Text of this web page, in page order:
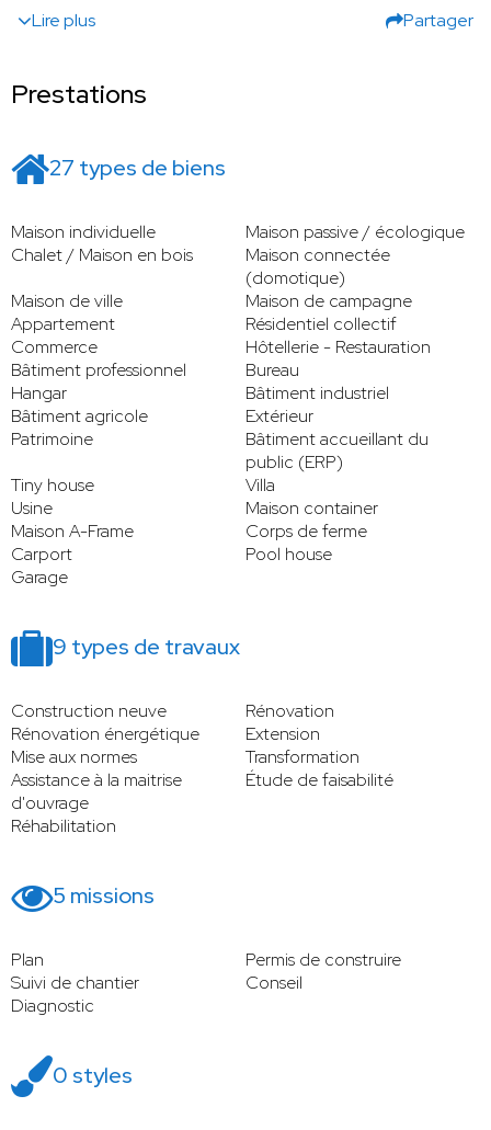
Lire plus
Partager
Prestations
27 types de biens
Maison individuelle
Maison passive / écologique
Chalet / Maison en bois
Maison connectée
(domotique)
Maison de ville
Maison de campagne
Appartement
Résidentiel collectif
Commerce
Hôtellerie - Restauration
Bâtiment professionnel
Bureau
Hangar
Bâtiment industriel
Bâtiment agricole
Extérieur
Patrimoine
Bâtiment accueillant du
public (ERP)
Tiny house
Villa
Usine
Maison container
Maison A-Frame
Corps de ferme
Carport
Pool house
Garage
9 types de travaux
Construction neuve
Rénovation
Rénovation énergétique
Extension
Mise aux normes
Transformation
Assistance à la maitrise
d'ouvrage
Étude de faisabilité
Réhabilitation
5 missions
Plan
Permis de construire
Suivi de chantier
Conseil
Diagnostic
0 styles